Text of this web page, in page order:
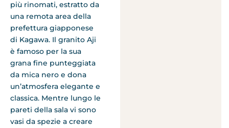
più rinomati, estratto da
una remota area della
prefettura giapponese
di Kagawa. Il granito Aji
è famoso per la sua
grana fine punteggiata
da mica nero e dona
un’atmosfera elegante e
classica. Mentre lungo le
pareti della sala vi sono
vasi da spezie a creare